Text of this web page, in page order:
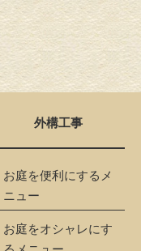
外構工事
お庭を便利にするメ
ニュー
お庭をオシャレにす